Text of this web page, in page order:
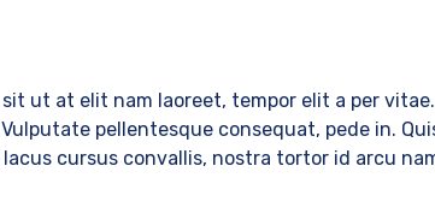
ut at elit nam laoreet, tempor elit a per
pellentesque consequat, pede in.
cursus convallis, nostra tortor id arcu